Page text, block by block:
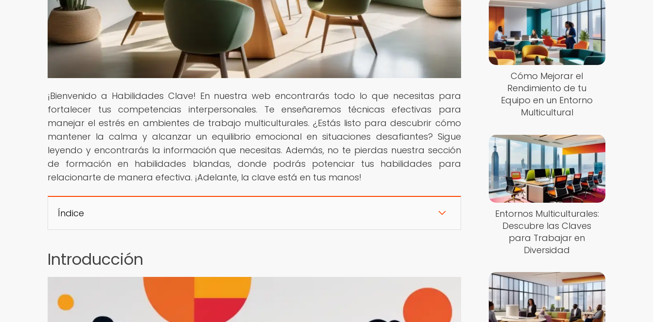
¡Bienvenido a Habilidades Clave! En nuestra web encontrarás todo lo que necesitas para
fortalecer tus competencias interpersonales. Te enseñaremos técnicas efectivas para
manejar el estrés en ambientes de trabajo multiculturales. ¿Estás listo para descubrir cómo
mantener la calma y alcanzar un equilibrio emocional en situaciones desafiantes? Sigue
leyendo y encontrarás la información que necesitas. Además, no te pierdas nuestra sección
de formación en habilidades blandas, donde podrás potenciar tus habilidades para
relacionarte de manera efectiva. ¡Adelante, la clave está en tus manos!
Índice
Introducción
Cómo Mejorar el
Rendimiento de tu
Equipo en un Entorno
Multicultural
Entornos Multiculturales:
Descubre las Claves
para Trabajar en
Diversidad